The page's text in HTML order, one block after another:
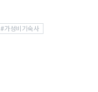
#가성비기숙사